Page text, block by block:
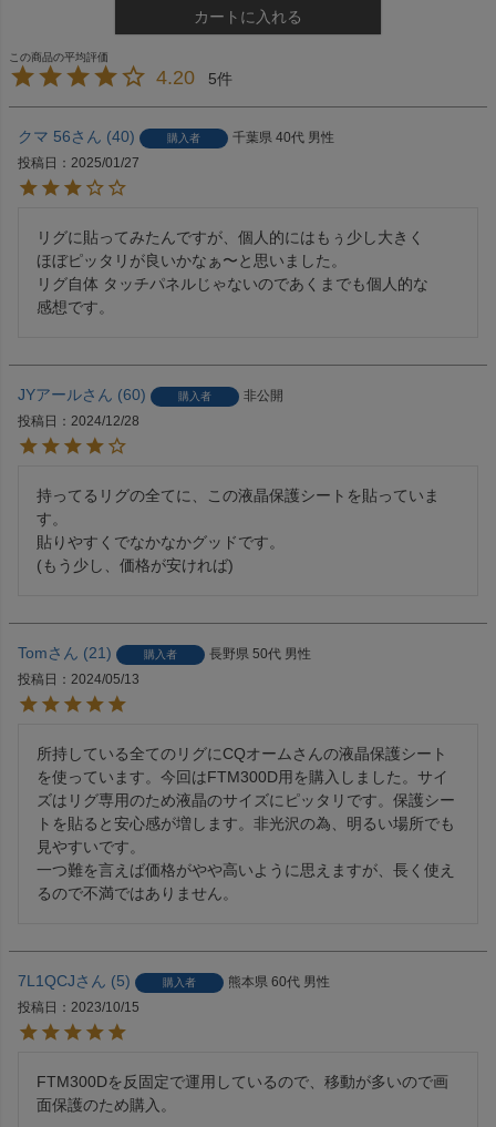
カートに入れる
4.20 5
クマ 56 40 購入者 千葉県 40代 男性
投稿日
2025/01/27
リグに貼ってみたんですが、個人的にはもぅ少し大きく
ほぼピッタリが良いかなぁ〜と思いました。
リグ自体 タッチパネルじゃないのであくまでも個人的な
感想です。
JYアール 60 購入者
非公開
投稿日
2024/12/28
持ってるリグの全てに、この液晶保護シートを貼っていま
す。
貼りやすくでなかなかグッドです。
(もう少し、価格が安ければ)
Tom 21 購入者 長野県 50代 男性
投稿日
2024/05/13
所持している全てのリグにCQオームさんの液晶保護シート
を使っています。今回はFTM300D用を購入しました。サイ
ズはリグ専用のため液晶のサイズにピッタリです。保護シー
トを貼ると安心感が増します。非光沢の為、明るい場所でも
見やすいです。
一つ難を言えば価格がやや高いように思えますが、長く使え
るので不満ではありません。
7L1QCJ 5 購入者 熊本県 60代 男性
投稿日
2023/10/15
FTM300Dを反固定で運用しているので、移動が多いので画
面保護のため購入。